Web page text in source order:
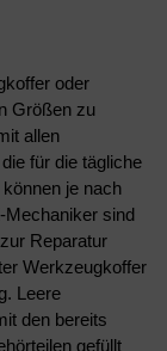
oder
Größen zu
allen
für die tägliche
je nach
Mechaniker sind
Reparatur
Werkzeugkoffer
Leere
den bereits
gefüllt